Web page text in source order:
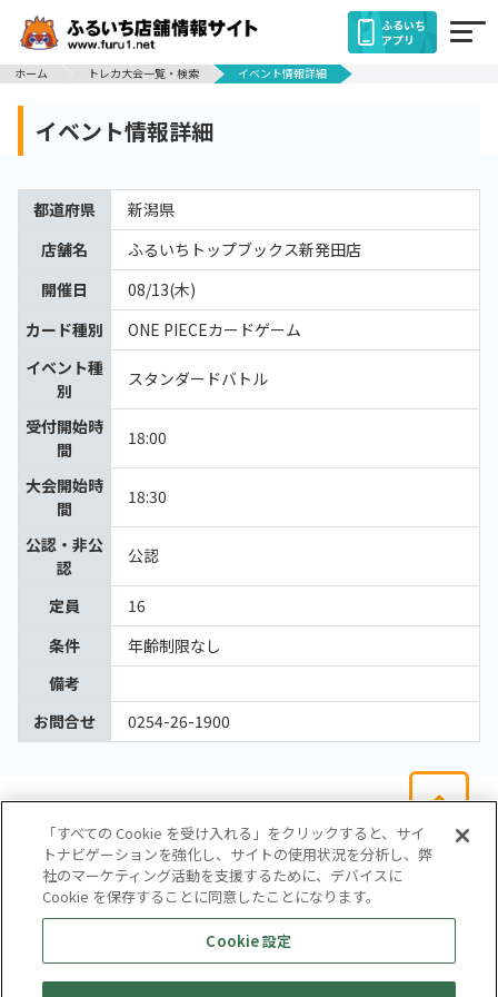
ふるいち
アプリ
ホーム
トレカ大会一覧・検索 イベント情報詳細
イベント情報詳細
都道府県
新潟県
店舗名
ふるいちトップブックス新発田店
開催日
08/13(木)
カード種別
ONE PIECEカードゲーム
イベント種
別
スタンダードバトル
受付開始時
間
18:00
大会開始時
間
18:30
公認・非公
認
公認
定員
16
条件
年齢制限なし
備考
お問合せ
0254-26-1900
会社概要
サイトマップ
お問い合わせ
個人情報保護方針
株式会社テイツー
「すべての Cookie を受け入れる」をクリックすると、サイ
トナビゲーションを強化し、サイトの使用状況を分析し、弊
社のマーケティング活動を支援するために、デバイスに
Cookie を保存することに同意したことになります。
Cookie 設定